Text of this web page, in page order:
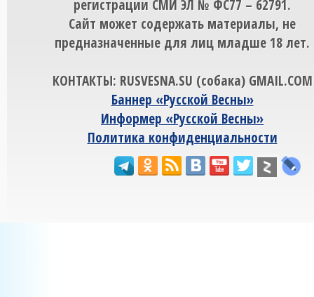
регистрации СМИ ЭЛ № ФС77 – 62791.
Сайт может содержать материалы, не
предназначенные для лиц младше 18 лет.
КОНТАКТЫ: RUSVESNA.SU (собака) GMAIL.COM
Баннер «Русской Весны»
Информер «Русской Весны»
Политика конфиденциальности